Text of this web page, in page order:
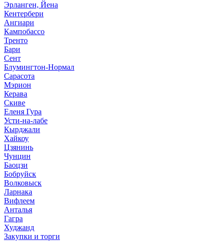
Эрланген, Йена
Кентербери
Ангиари
Кампобассо
Тренто
Бари
Сент
Блумингтон-Нормал
Сарасота
Мэрион
Керава
Скиве
Еленя Гура
Усти-на-лабе
Кырджали
Хайкоу
Цзянинь
Чунцин
Баоцзи
Бобруйск
Волковыск
Ларнака
Вифлеем
Анталья
Гагра
Худжанд
Закупки и торги